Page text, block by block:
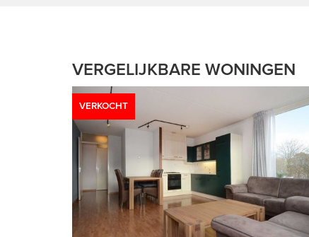
VERGELIJKBARE WONINGEN
VERKOCHT